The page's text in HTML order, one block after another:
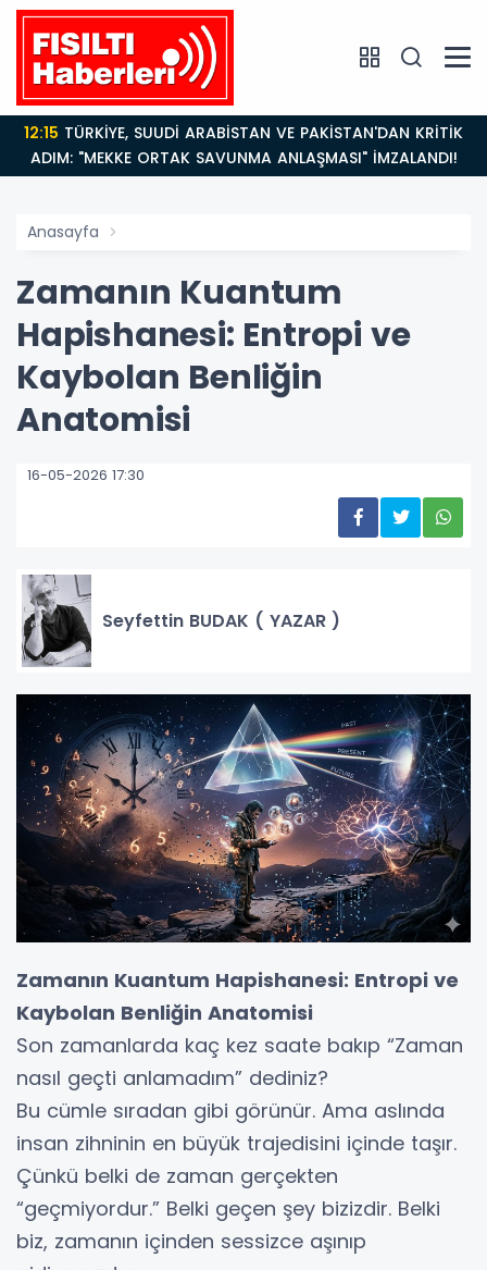
12:15
ADIM: "MEKKE ORTAK SAVUNMA ANLAŞMASI" İMZALANDI!
Anasayfa
Zamanın Kuantum
Hapishanesi: Entropi ve
Kaybolan Benliğin
Anatomisi
16-05-2026 17:30
Seyfettin BUDAK ( YAZAR )
Zamanın Kuantum Hapishanesi: Entropi ve
Kaybolan Benliğin Anatomisi
Son zamanlarda kaç kez saate bakıp “Zaman
nasıl geçti anlamadım” dediniz?
Bu cümle sıradan gibi görünür. Ama aslında
insan zihninin en büyük trajedisini içinde taşır.
Çünkü belki de zaman gerçekten
“geçmiyordur.” Belki geçen şey bizizdir. Belki
biz, zamanın içinden sessizce aşınıp